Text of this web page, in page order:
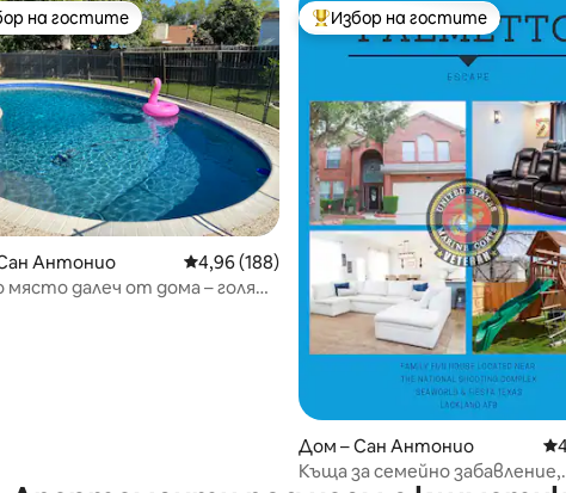
5, 108 отзива
избор на гостите
на гостите
Антонио Средна оценка: 4,96 от 5, 188 отзива
4,96 (188)
далеч от дома – голямо
Най-популярен избор на
Избор на гостите
Дом – Сан Антонио
Къща за семейно забавление,